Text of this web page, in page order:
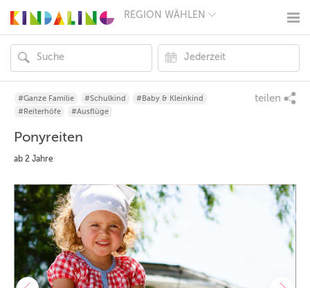
REGION WÄHLEN
MÜNCHEN
HAMBURG
FRANKFURT
KÖLN
DÜSSELDORF
WIEN
ZÜRICH
ANDERE
REGIONEN
#Ganze Familie #Schulkind
#Baby & Kleinkind
#Reiterhöfe
#Ausflüge
teilen
Ponyreiten
ab 2 Jahre